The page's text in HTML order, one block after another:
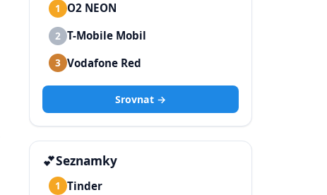
1 O2 NEON
2 T-Mobile Mobil
3 Vodafone Red
Srovnat →
💕Seznamky
1 Tinder